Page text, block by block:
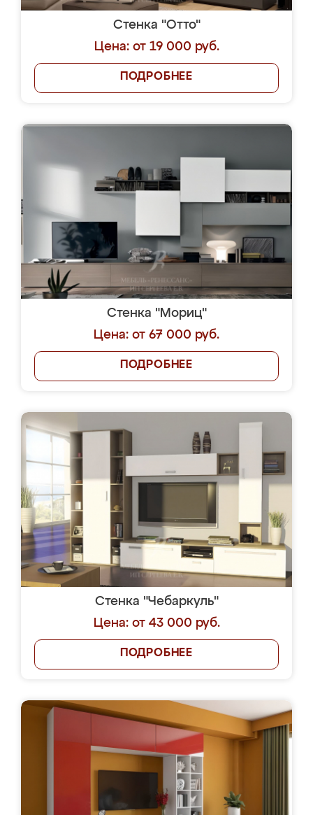
Стенка "Отто"
Цена: от 19 000 руб.
ПОДРОБНЕЕ
Стенка "Мориц"
Цена: от 67 000 руб.
ПОДРОБНЕЕ
Стенка "Чебаркуль"
Цена: от 43 000 руб.
ПОДРОБНЕЕ